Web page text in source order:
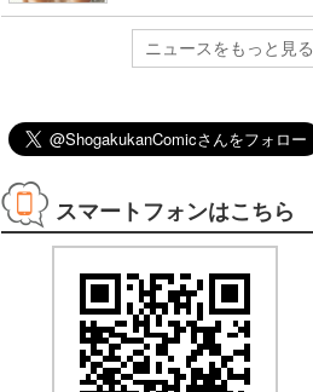
08/30まで
3巻無料
08/12まで
3巻無料
ニュースをもっと見る
スマートフォンはこちら